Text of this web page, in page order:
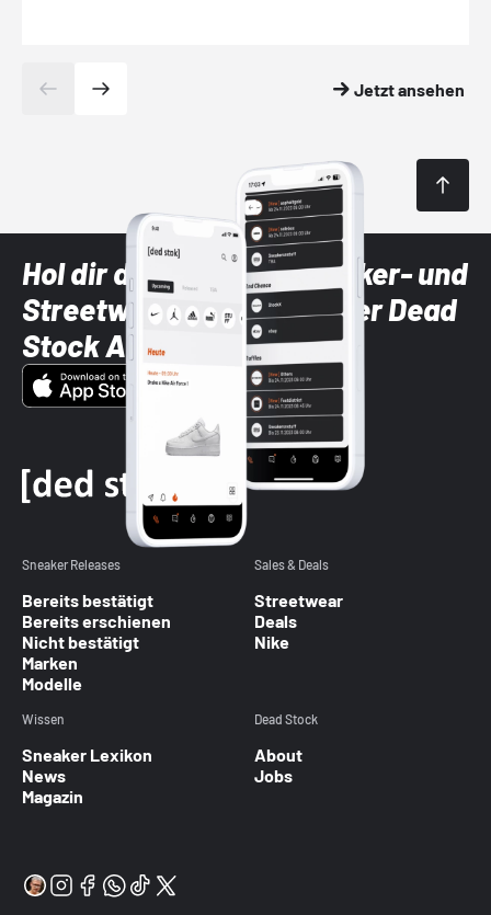
Jetzt ansehen
Hol dir die neuesten Sneaker- und
Streetwear-Brands mit der Dead
Stock App
Sneaker Releases
Bereits bestätigt
Bereits erschienen
Nicht bestätigt
Marken
Modelle
Sales & Deals
Streetwear
Deals
Nike
Wissen
Sneaker Lexikon
News
Magazin
Dead Stock
About
Jobs